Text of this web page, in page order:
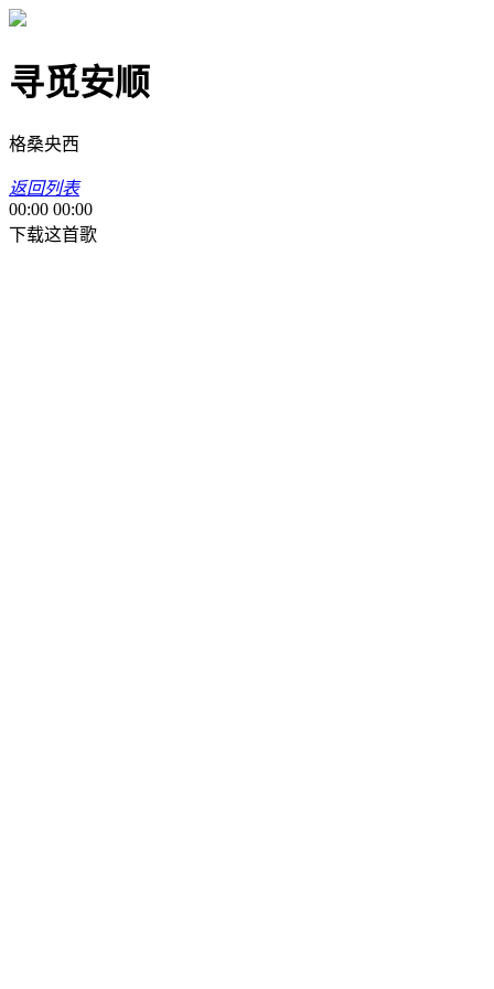
寻觅安顺
格桑央西
返回列表
00:00 00:00
下载这首歌